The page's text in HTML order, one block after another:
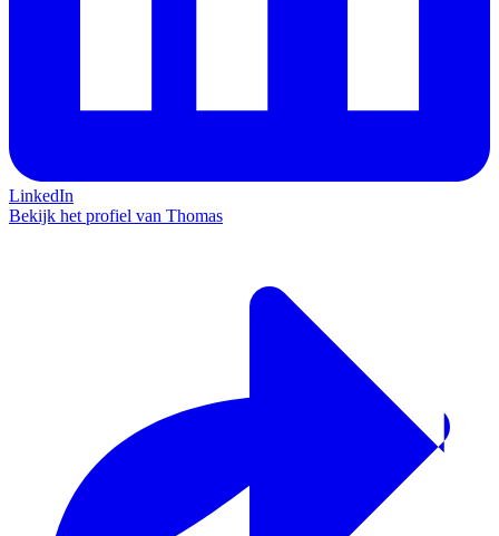
LinkedIn
Bekijk het profiel van Thomas